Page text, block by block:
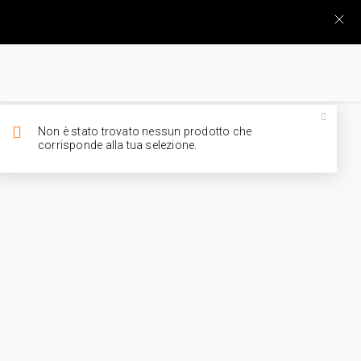
Non è stato trovato nessun prodotto che
corrisponde alla tua selezione.